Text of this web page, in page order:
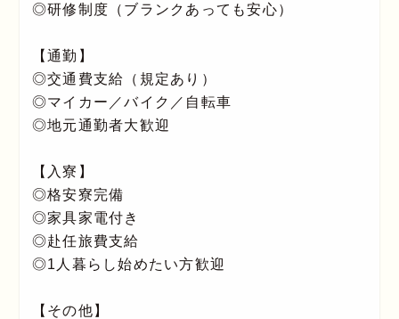
◎研修制度（ブランクあっても安心）
【通勤】
◎交通費支給（規定あり）
◎マイカー／バイク／自転車
◎地元通勤者大歓迎
【入寮】
◎格安寮完備
◎家具家電付き
◎赴任旅費支給
◎1人暮らし始めたい方歓迎
【その他】